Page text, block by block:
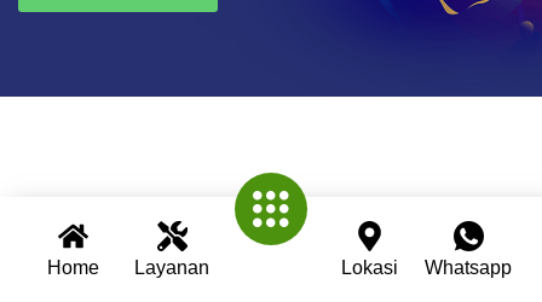
Home Layanan Lokasi Whatsapp